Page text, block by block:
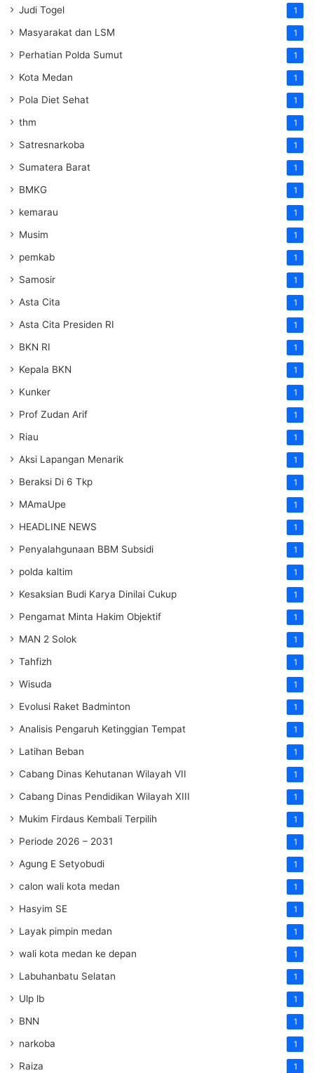
Judi Togel 1
Masyarakat dan LSM 1
Perhatian Polda Sumut 1
Kota Medan 1
Pola Diet Sehat 1
thm 1
Satresnarkoba 1
Sumatera Barat 1
BMKG 1
kemarau 1
Musim 1
pemkab 1
Samosir 1
Asta Cita 1
Asta Cita Presiden RI 1
BKN RI 1
Kepala BKN 1
Kunker 1
Prof Zudan Arif 1
Riau 1
Aksi Lapangan Menarik 1
Beraksi Di 6 Tkp 1
MAmaUpe 1
HEADLINE NEWS 1
Penyalahgunaan BBM Subsidi 1
polda kaltim 1
Kesaksian Budi Karya Dinilai Cukup 1
Pengamat Minta Hakim Objektif 1
MAN 2 Solok 1
Tahfizh 1
Wisuda 1
Evolusi Raket Badminton 1
Analisis Pengaruh Ketinggian Tempat 1
Latihan Beban 1
Cabang Dinas Kehutanan Wilayah VII 1
Cabang Dinas Pendidikan Wilayah XIII 1
Mukim Firdaus Kembali Terpilih 1
Periode 2026 – 2031 1
Agung E Setyobudi 1
calon wali kota medan 1
Hasyim SE 1
Layak pimpin medan 1
wali kota medan ke depan 1
Labuhanbatu Selatan 1
Ulp lb 1
BNN 1
narkoba 1
Raiza 1